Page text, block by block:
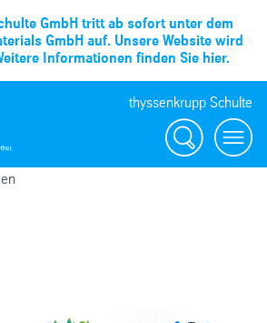
GmbH tritt ab sofort unter dem
GmbH auf. Unsere Website wird
Informationen finden Sie hier.
thyssenkrupp Schulte
Suche
Menü